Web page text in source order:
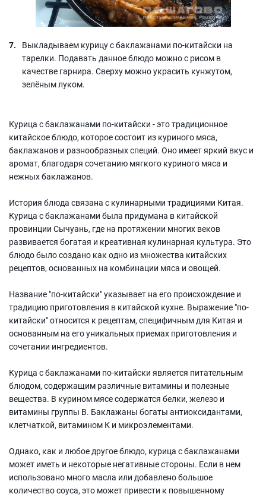
Выкладываем курицу с баклажанами по-китайски на
тарелки. Подавать данное блюдо можно с рисом в
качестве гарнира. Сверху можно украсить кунжутом,
зелёным луком.
Курица с баклажанами по-китайски - это традиционное
китайское блюдо, которое состоит из куриного мяса,
баклажанов и разнообразных специй. Оно имеет яркий вкус и
аромат, благодаря сочетанию мягкого куриного мяса и
нежных баклажанов.
История блюда связана с кулинарными традициями Китая.
Курица с баклажанами была придумана в китайской
провинции Сычуань, где на протяжении многих веков
развивается богатая и креативная кулинарная культура. Это
блюдо было создано как одно из множества китайских
рецептов, основанных на комбинации мяса и овощей.
Название "по-китайски" указывает на его происхождение и
традицию приготовления в китайской кухне. Выражение "по-
китайски" относится к рецептам, специфичным для Китая и
основанным на его уникальных приемах приготовления и
сочетании ингредиентов.
Курица с баклажанами по-китайски является питательным
блюдом, содержащим различные витамины и полезные
вещества. В курином мясе содержатся белки, железо и
витамины группы В. Баклажаны богаты антиоксидантами,
клетчаткой, витамином К и микроэлементами.
Однако, как и любое другое блюдо, курица с баклажанами
может иметь и некоторые негативные стороны. Если в нем
использовано много масла или добавлено большое
количество соуса, это может привести к повышенному